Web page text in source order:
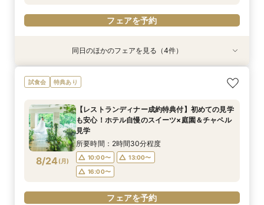
フェアを予約
特典あり
8/23(日)
【27年2月までの結婚式がお得】限定プラン大公
開×直近ウエディング相談＆美食体験《成約特
円ご優待！
所要時間：3時間程度
9:00〜
フェアを予約
特典あり
8/23(日)
【2〜3件目見学におすすめ】料理・見積り・お
もてなしを他会場と比較しながら確認できる相談
理しながら、本命会場を見極めたい方におすす
め！
所要時間：3時間程度
9:00〜
フェアを予約
特典あり
8/23(日)
《和婚検討の方必見》本格神殿＆1万坪の庭園臨
む絶景会場×伝統ローストビーフ＆メディアでも
所要時間：3時間程度
9:00〜
フェアを予約
特典あり
8/23(日)
【会場見学のラストにおすすめ！決め手が見つか
る】徹底比較相談×チャペル入場体験と庭見え絶
レゼント
所要時間：2時間程度
16:30〜
フェアを予約
同日のほかのフェアを見る（4件）
試食会 特典あり
8/24 (月)
【レストランディナー成約特典付】初めての見学
も安心！ホテル自慢のスイーツ×庭園＆チャペル
見学
所要時間：2時間30分程度
10:00〜
13:00〜
16:00〜
フェアを予約